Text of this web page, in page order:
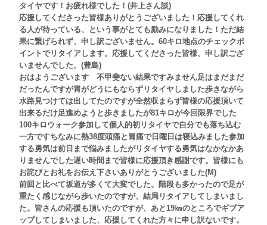
タイヤです！お疲れ様でした！(井上さん談)
応援してくださった皆様ありがとうございました！ 応援してくれ
る人が待っている、という事がとても励みになりました！ただ結
果に繋げられず、申し訳ございません。60キロ地点のチェックポ
イントでリタイアします。 応援してくださった皆様、申し訳ござ
いませんでした。(豊島)
おはようございます 不甲斐ない結果ですみません足はまだまだ
だったんですが胃がどうにもならずリタイヤしました歩きながら
水路見つけては出してたのですが全然収まらず皆様の応援頂いて
出来るだけ足進めようと歩きましたが81キロが今回限界でした
100キロウォーク参加して個人的初リタイヤで自分でも落ち込む
一方ですちなみに熱38度頭痛と胃痛で日曜日は寝込みました参加
する勇気は前日まで悩みましたがリタイヤする勇気はなかなかあ
りませんでした遅い時間まで皆様に応援頂き感謝です。皆様にも
お詫びとお礼をお伝え下さいありがとうございました(M)
前回と比べて坂道が多くて大変でした。階段も多かったので足が
重たく感じながら歩いたのですが、結局リタイアしてしまいまし
た。皆さんの応援も頂いたのですが、あと 19㎞のところでギブア
ップしてしまいました、応援してくれた方々に申し訳ないです。